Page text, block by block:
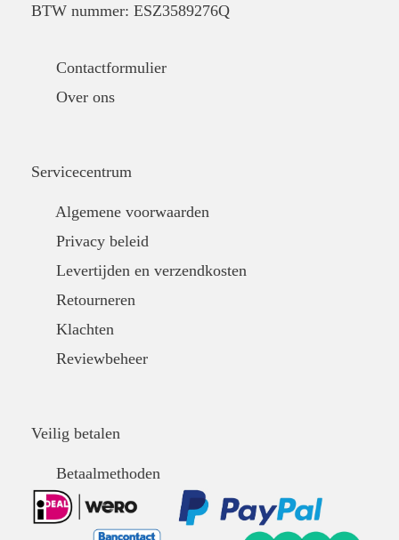
BTW nummer: ESZ3589276Q
Contactformulier
Over ons
Servicecentrum
Algemene voorwaarden
Privacy beleid
Levertijden en verzendkosten
Retourneren
Klachten
Reviewbeheer
Veilig betalen
Betaalmethoden